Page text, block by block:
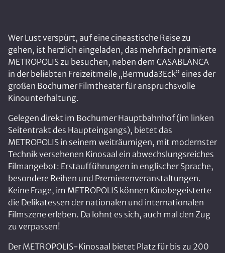
Wer Lust verspürt, auf eine cineastische Reise zu
gehen, ist herzlich eingeladen, das mehrfach prämierte
METROPOLIS zu besuchen, neben dem CASABLANCA
in der beliebten Freizeitmeile „Bermuda3Eck” eines der
großen Bochumer Filmtheater für anspruchsvolle
Kinounterhaltung.
Gelegen direkt im Bochumer Hauptbahnhof (im linken
Seitentrakt des Haupteingangs), bietet das
METROPOLIS in seinem weiträumigen, mit modernster
Technik versehenen Kinosaal ein abwechslungsreiches
Filmangebot: Erstaufführungen in englischer Sprache,
besondere Reihen und Premierenveranstaltungen.
Keine Frage, im METROPOLIS können Kinobegeisterte
die Delikatessen der nationalen und internationalen
Filmszene erleben. Da lohnt es sich, auch mal den Zug
zu verpassen!
Der METROPOLIS-Kinosaal bietet Platz für bis zu 200